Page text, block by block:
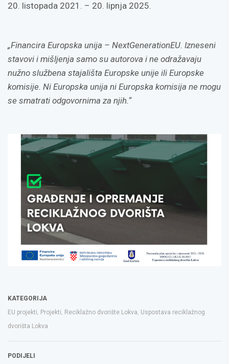
20. listopada 2021. – 20. lipnja 2025.
„Financira Europska unija – NextGenerationEU. Izneseni
stavovi i mišljenja samo su autorova i ne odražavaju
nužno službena stajališta Europske unije ili Europske
komisije. Ni Europska unija ni Europska komisija ne mogu
se smatrati odgovornima za njih.“
KATEGORIJA
EU projekti Projekti Reciklažno dvorište Lokva Uspostava reciklažnog
dvorišta Lokva
PODIJELI